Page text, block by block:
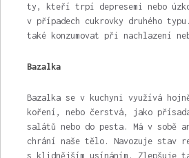
ty, kteří trpí depresemi nebo
v případech cukrovky druhého
také konzumovat při nachlazení
Bazalka
Bazalka se v kuchyni využívá
koření, nebo čerstvá, jako
salátů nebo do pesta. Má v sobě
chrání naše tělo. Navozuje stav
s klidnějším usínáním. Zlepšuje